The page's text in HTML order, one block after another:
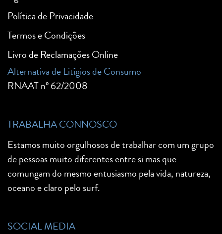
Política de Privacidade
Termos e Condições
Livro de Reclamações Online
Alternativa de Litígios de Consumo
RNAAT nº 62/2008
TRABALHA CONNOSCO
Estamos muito orgulhosos de trabalhar com um grupo
de pessoas muito diferentes entre si mas que
comungam do mesmo entusiasmo pela vida, natureza,
oceano e claro pelo surf.
SOCIAL MEDIA